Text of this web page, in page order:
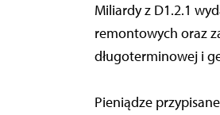
Miliardy z D1.2.1
remontowych oraz
długoterminowej i
Pieniądze